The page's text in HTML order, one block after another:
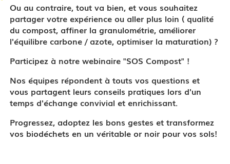
Ou au contraire, tout va bien, et vous souhaitez
partager votre expérience ou aller plus loin ( qualité
du compost, affiner la granulométrie, améliorer
l'équilibre carbone / azote, optimiser la maturation) ?
Participez à notre webinaire "SOS Compost" !
Nos équipes répondent à touts vos questions et
vous partagent leurs conseils pratiques lors d'un
temps d'échange convivial et enrichissant.
Progressez, adoptez les bons gestes et transformez
vos biodéchets en un véritable or noir pour vos sols!